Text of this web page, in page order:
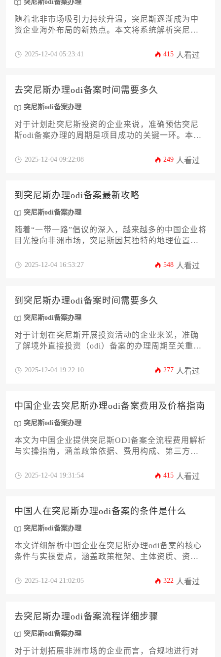
突尼斯odi备案办理
随着北非市场吸引力持续升温，突尼斯逐渐成为中
资企业海外布局的新热点。本文将系统解析突尼斯
源证明到突尼斯当地投资法规衔接等12个关键维度
策略，助力企业高管精准规避跨境投资雷区，构建
合规高效的备案通道。
2025-12-04 05:23:41 415 人看过
去突尼斯办理odi备案时间需要多久
突尼斯odi备案办理
对于计划赴突尼斯投资的企业来说，准确预估突尼
斯odi备案办理的周期是项目成功的关键一环。本文
书的全流程时间框架，详细解析影响办理时长的核
企业主和高管精准规划时间节点，有效规避常见陷
阱，从而高效完成境外投资备案，确保海外项目顺
利启动。
2025-12-04 09:22:08 249 人看过
到突尼斯办理odi备案最新攻略
突尼斯odi备案办理
随着“一带一路”倡议的深入，越来越多的中国企业将
目光投向非洲市场，突尼斯因其独特的地理位置和
卡便是合规的境外投资备案，即odi备案。本文将为
位解析关键环节，助力企业高效合规地完成资金出
海的第一步。
2025-12-04 16:53:27 548 人看过
到突尼斯办理odi备案时间需要多久
突尼斯odi备案办理
对于计划在突尼斯开展投资活动的企业来说，准确
了解境外直接投资（odi）备案的办理周期至关重
统梳理从材料准备到最终获批的全流程时间节点，
从而制定科学合理的项目时间表，确保海外投资步
伐稳健高效。
2025-12-04 19:22:10 277 人看过
中国企业去突尼斯办理odi备案费用及价格指南
突尼斯odi备案办理
本文为中国企业提供突尼斯ODI备案全流程费用解析
与实操指南，涵盖政策依据、费用构成、第三方服
结构和风险控制要点，帮助企业精准预算35-60万元
业节省20%以上时间与经济成本。
2025-12-04 19:31:54 415 人看过
中国人在突尼斯办理odi备案的条件是什么
突尼斯odi备案办理
本文详细解析中国企业在突尼斯办理odi备案的核心
条件与实操要点，涵盖政策框架、主体资质、资金
业提供系统化指导。文章深入探讨突尼斯odi备案办
2025-12-04 21:02:05 322 人看过
去突尼斯办理odi备案流程详细步骤
突尼斯odi备案办理
对于计划拓展非洲市场的企业而言，合规地进行对